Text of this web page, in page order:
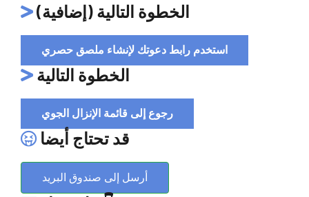
الخطوة التالية (إضافية)
استخدم رابط دعوتك لإنشاء ملصق حصري
الخطوة التالية
رجوع إلى قائمة الإنزال الجوي
قد تحتاج أيضا
أرسل إلى صندوق البريد